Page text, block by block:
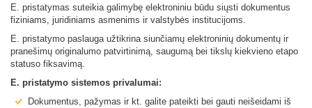
E. pristatymas suteikia galimybę elektroniniu būdu siųsti dokumentus
fiziniams, juridiniams asmenims ir valstybės institucijoms.
E. pristatymo paslauga užtikrina siunčiamų elektroninių dokumentų ir
pranešimų originalumo patvirtinimą, saugumą bei tikslų kiekvieno etapo
statuso fiksavimą.
E. pristatymo sistemos privalumai:
Dokumentus, pažymas ir kt. galite pateikti bei gauti neišeidami iš